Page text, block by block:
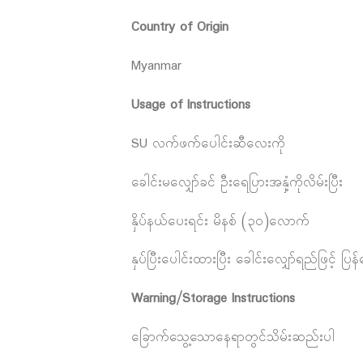
Country of Origin
Myanmar
Usage of Instructions
SU လက်ဖက်ပေါင်းဆီလေးကို
ခေါင်းမလျှော်ခင် ဦးရေပြားအနှံ့ကိုလိမ်းပြီး
နှိပ်နယ်ပေးရင်း မိနစ် (၃၀)လောက်
နှပ်ပြီးပေါင်းထားပြီး ခေါင်းလျှော်ရည်ဖြင့် ပြန်
Warning/Storage Instructions
ခြောက်သွေ့သောနေရာတွင်သိမ်းဆည်းပါ